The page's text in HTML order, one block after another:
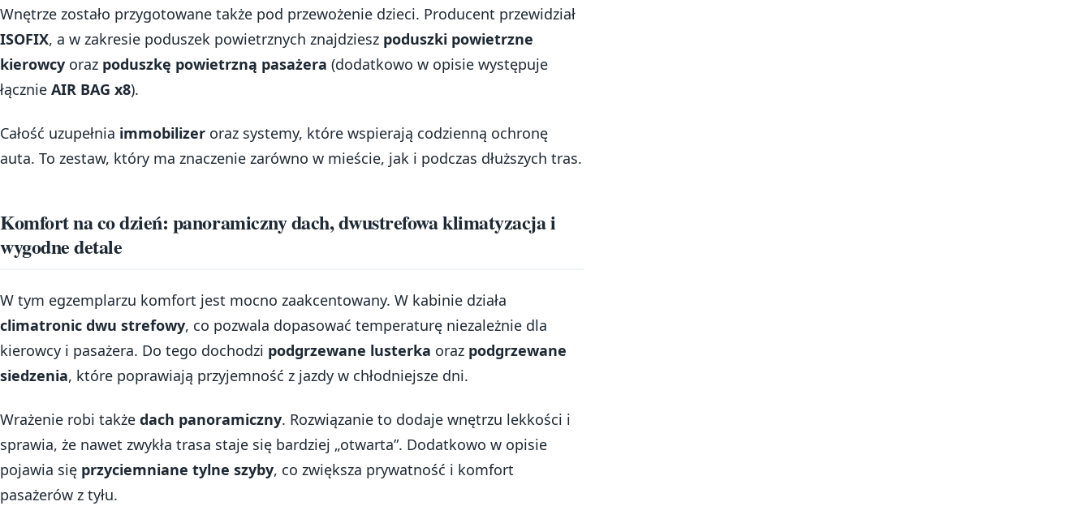
Wnętrze zostało przygotowane także pod przewożenie dzieci. Producent przewidział
ISOFIX, a w zakresie poduszek powietrznych znajdziesz poduszki powietrzne
kierowcy oraz poduszkę powietrzną pasażera (dodatkowo w opisie występuje
łącznie AIR BAG x8).
Całość uzupełnia immobilizer oraz systemy, które wspierają codzienną ochronę
auta. To zestaw, który ma znaczenie zarówno w mieście, jak i podczas dłuższych tras.
Komfort na co dzień: panoramiczny dach, dwustrefowa klimatyzacja i
wygodne detale
W tym egzemplarzu komfort jest mocno zaakcentowany. W kabinie działa
climatronic dwu strefowy, co pozwala dopasować temperaturę niezależnie dla
kierowcy i pasażera. Do tego dochodzi podgrzewane lusterka oraz podgrzewane
siedzenia, które poprawiają przyjemność z jazdy w chłodniejsze dni.
Wrażenie robi także dach panoramiczny. Rozwiązanie to dodaje wnętrzu lekkości i
sprawia, że nawet zwykła trasa staje się bardziej „otwarta”. Dodatkowo w opisie
pojawia się przyciemniane tylne szyby, co zwiększa prywatność i komfort
pasażerów z tyłu.